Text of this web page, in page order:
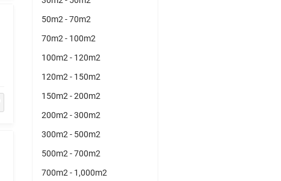
50m2 - 70m2
70m2 - 100m2
100m2 - 120m2
120m2 - 150m2
150m2 - 200m2
200m2 - 300m2
300m2 - 500m2
500m2 - 700m2
700m2 - 1,000m2